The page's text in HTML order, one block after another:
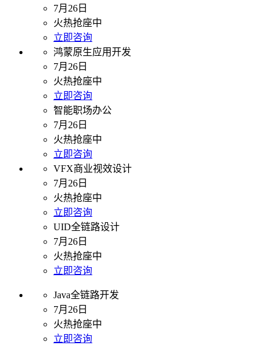
7月26日
火热抢座中
立即咨询
鸿蒙原生应用开发
7月26日
火热抢座中
立即咨询
智能职场办公
7月26日
火热抢座中
立即咨询
VFX商业视效设计
7月26日
火热抢座中
立即咨询
UID全链路设计
7月26日
火热抢座中
立即咨询
Java全链路开发
7月26日
火热抢座中
立即咨询